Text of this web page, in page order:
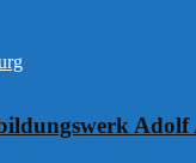
Adolf